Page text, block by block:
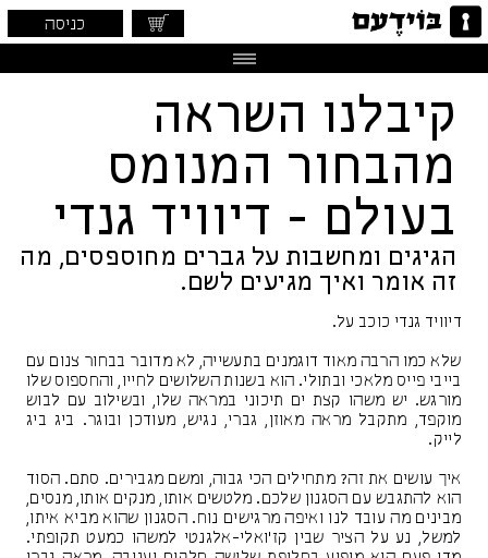
כניסה
קיבלנו השראה
מהבחור המנומס
בעולם - דיוויד גנדי
הגיגים ומחשבות על גברים מחוספסים, מה
זה אומר ואיך מגיעים לשם.
דיוויד גנדי כוכב על.
שלא כמו הרבה מאוד דוגמנים בתעשייה, לא מדובר בבחור צנום עם
בייבי פייס מלאכי ובתולי. הוא בשנות השלושים לחייו, והחספוס שלו
מורגש. יש משהו קצת ים תיכוני במראה שלו, ובשילוב עם לבוש
מוקפד, מתקבל מראה מאוזן, גברי, נגיש, מעודכן ובוגר. ביג ביג
לייק.
איך עושים את זה? מתחילים הכי גבוה, ומשם מגבירים. סתם. הסוד
הוא להתגבש עם הסגנון שלכם. מלטשים אותו, מנקים אותו, מנסים,
מבינים מה עובד לנו ואיפה מרגישים נוח. הסגנון שהוא מביא איתו,
למשל, נע על הציר שבין קז'ואלי-אלגנטי למשהו כמעט תקופתי.